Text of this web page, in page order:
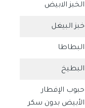
الخبز الابيض
خبز البيغل
البطاطا
البطيخ
حبوب الإفطار
الأبيض بدون سكر